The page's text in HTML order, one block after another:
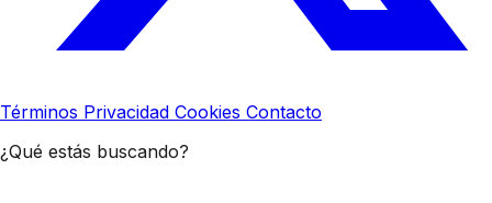
Términos Privacidad Cookies Contacto
¿Qué estás buscando?